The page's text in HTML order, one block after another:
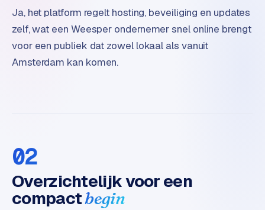
t
o
r
e
Ja, het platform regelt hosting, beveiliging en updates
zelf, wat een Weesper ondernemer snel online brengt
voor een publiek dat zowel lokaal als vanuit
Amsterdam kan komen.
02
Overzichtelijk voor een
compactbegin